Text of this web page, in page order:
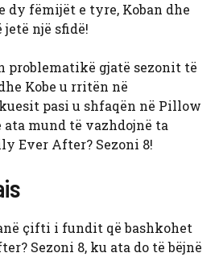
dy fëmijët e tyre, Koban dhe
një sfidë!
problematikë gjatë sezonit të
Kobe u rritën në
pasi u shfaqën në Pillow
ata mund të vazhdojnë ta
Ever After? Sezoni 8!
çifti i fundit që bashkohet
Sezoni 8, ku ata do të bëjnë